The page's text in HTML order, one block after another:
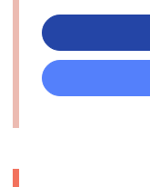
по...